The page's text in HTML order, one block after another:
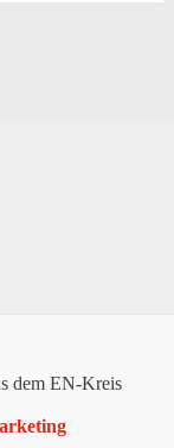
dem EN-Kreis